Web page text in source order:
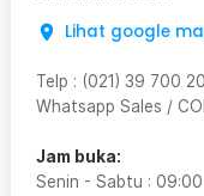
Lihat google
Telp : (021) 39 700
Whatsapp Sales /
Jam buka:
Senin - Sabtu : 09:00